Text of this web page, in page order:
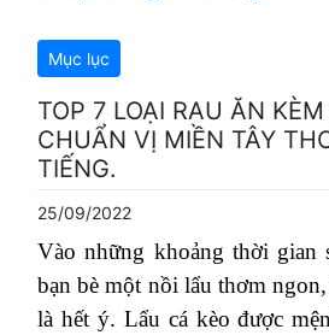
Mục lục
TOP 7 LOẠI RAU ĂN
CHUẨN VỊ MIỀN TÂY
TIẾNG.
25/09/2022
Vào những khoảng thời gian
bạn bè một nồi lẩu thơm
là hết ý. Lẩu cá kèo được